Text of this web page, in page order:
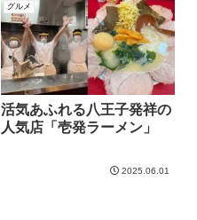
グルメ
活気あふれる八王子発祥の
人気店「壱発ラーメン」
2025.06.01